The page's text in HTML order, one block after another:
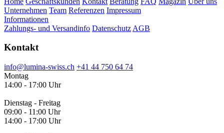
Unternehmen Team Referenzen Impressum
Informationen
Zahlungs- und Versandinfo Datenschutz AGB
Kontakt
info@lumina-swiss.ch +41 44 750 64 74
Montag
14:00 - 17:00 Uhr
Dienstag - Freitag
09:00 - 11:00 Uhr
14:00 - 17:00 Uhr